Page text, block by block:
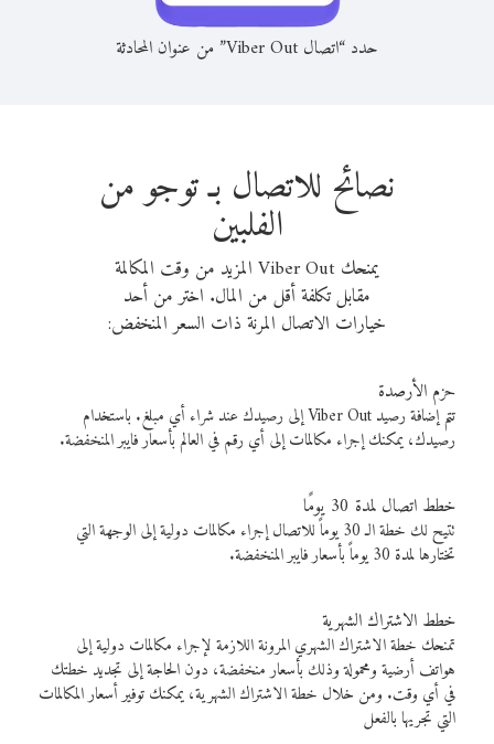
حدد “اتصال Viber Out” من عنوان المحادثة
نصائح للاتصال بـ توجو من
الفلبين
يمنحك Viber Out المزيد من وقت المكالمة
مقابل تكلفة أقل من المال. اختر من أحد
خيارات الاتصال المرنة ذات السعر المنخفض:
حزم الأرصدة
تتم إضافة رصيد Viber Out إلى رصيدك عند شراء أي مبلغ. باستخدام
رصيدك، يمكنك إجراء مكالمات إلى أي رقم في العالم بأسعار فايبر المنخفضة.
خطط اتصال لمدة 30 يومًا
تتيح لك خطة الـ 30 يوماً للاتصال إجراء مكالمات دولية إلى الوجهة التي
تختارها لمدة 30 يوماً بأسعار فايبر المنخفضة.
خطط الاشتراك الشهرية
تمنحك خطة الاشتراك الشهري المرونة اللازمة لإجراء مكالمات دولية إلى
هواتف أرضية ومحمولة وذلك بأسعار منخفضة، دون الحاجة إلى تجديد خطتك
في أي وقت. ومن خلال خطة الاشتراك الشهرية، يمكنك توفير أسعار المكالمات
التي تجريها بالفعل